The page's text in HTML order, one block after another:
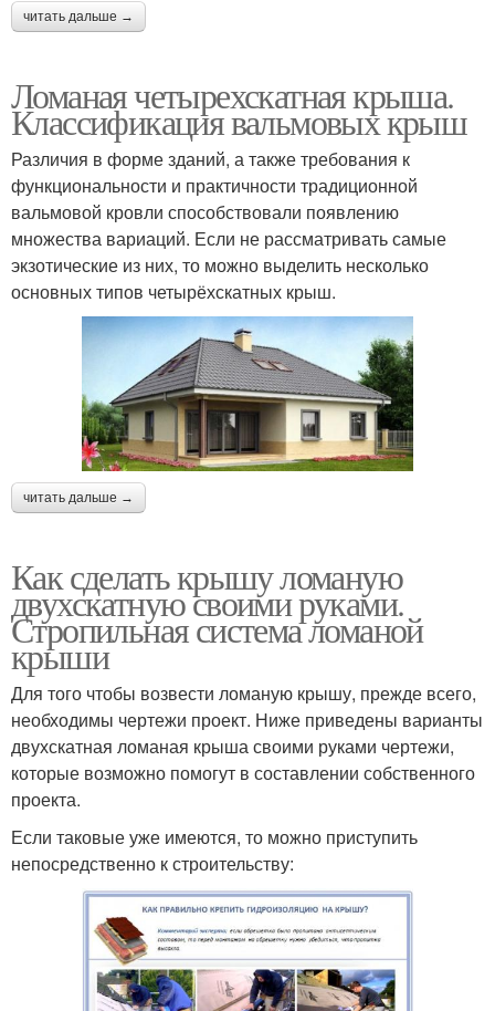
читать дальше →
Ломаная четырехскатная крыша.
Классификация вальмовых крыш
Различия в форме зданий, а также требования к
функциональности и практичности традиционной
вальмовой кровли способствовали появлению
множества вариаций. Если не рассматривать самые
экзотические из них, то можно выделить несколько
основных типов четырёхскатных крыш.
читать дальше →
Как сделать крышу ломаную
двухскатную своими руками.
Стропильная система ломаной
крыши
Для того чтобы возвести ломаную крышу, прежде всего,
необходимы чертежи проект. Ниже приведены варианты
двухскатная ломаная крыша своими руками чертежи,
которые возможно помогут в составлении собственного
проекта.
Если таковые уже имеются, то можно приступить
непосредственно к строительству: